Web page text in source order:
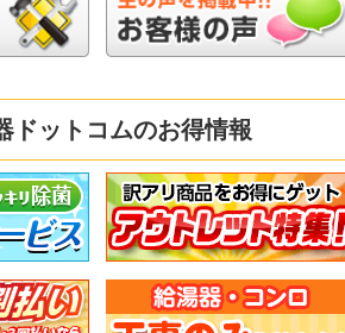
ドットコムのお得情報